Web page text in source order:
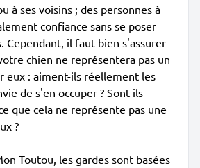
à ses voisins ; des personnes à
confiance sans se poser
Cependant, il faut bien s'assurer
chien ne représentera pas un
eux : aiment-ils réellement les
de s'en occuper ? Sont-ils
que cela ne représente pas une
?
Toutou, les gardes sont basées